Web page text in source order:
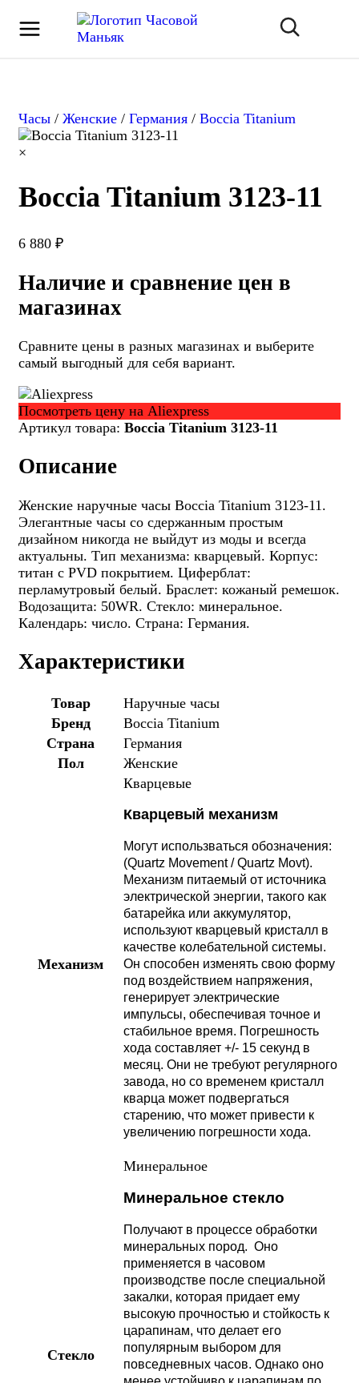
Часы / Женские / Германия / Boccia Titanium
×
Boccia Titanium 3123-11
6 880 ₽
Наличие и сравнение цен в
магазинах
Сравните цены в разных магазинах и выберите
самый выгодный для себя вариант.
Посмотреть цену на Aliexpress
Артикул товара: Boccia Titanium 3123-11
Описание
Женские наручные часы Boccia Titanium 3123-11.
Элегантные часы со сдержанным простым
дизайном никогда не выйдут из моды и всегда
актуальны. Тип механизма: кварцевый. Корпус:
титан с PVD покрытием. Циферблат:
перламутровый белый. Браслет: кожаный ремешок.
Водозащита: 50WR. Стекло: минеральное.
Календарь: число. Страна: Германия.
Характеристики
Товар
Наручные часы
Бренд
Boccia Titanium
Страна
Германия
Пол
Женские
Механизм
Кварцевые
Кварцевый механизм
Могут использваться обозначения:
(Quartz Movement / Quartz Movt).
Механизм питаемый от источника
электрической энергии, такого как
батарейка или аккумулятор,
используют кварцевый кристалл в
качестве колебательной системы.
Он способен изменять свою форму
под воздействием напряжения,
генерирует электрические
импульсы, обеспечивая точное и
стабильное время. Погрешность
хода составляет +/- 15 секунд в
месяц. Они не требуют регулярного
завода, но со временем кристалл
кварца может подвергаться
старению, что может привести к
увеличению погрешности хода.
Стекло
Минеральное
Минеральное стекло
Получают в процессе обработки
минеральных пород. Оно
применяется в часовом
производстве после специальной
закалки, которая придает ему
высокую прочностью и стойкость к
царапинам, что делает его
популярным выбором для
повседневных часов. Однако оно